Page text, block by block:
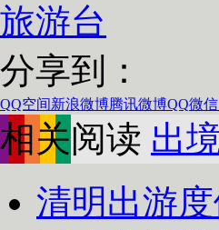
旅游台
分享到：
QQ空间新浪微博腾讯微博QQ微信
相关阅读 出
清明出游